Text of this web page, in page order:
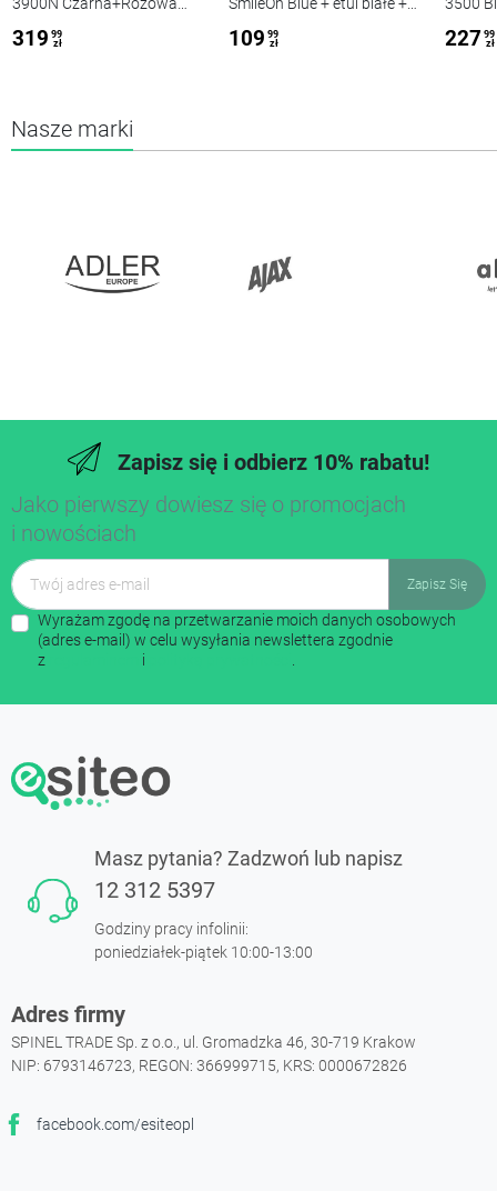
3900N Czarna+Różowa
319 99
zł
SmileOn Blue + etui białe +
109 99
zł
3500
227 99
zł
Nasze marki
Zapisz się i odbierz 10% rabatu!
Jako pierwszy dowiesz się o promocjach
i nowościach
Wyrażam zgodę na przetwarzanie moich danych osobowych
(adres e-mail) w celu wysyłania newslettera zgodnie
z
i .
Masz pytania? Zadzwoń lub napisz
12 312 5397
Godziny pracy infolinii:
poniedziałek-piątek 10:00-13:00
Adres firmy
SPINEL TRADE Sp. z o.o., ul. Gromadzka 46, 30-719 Krakow
NIP: 6793146723, REGON: 366999715, KRS: 0000672826
facebook.com/esiteopl
Facebook